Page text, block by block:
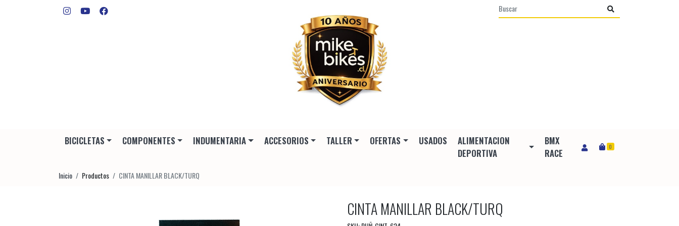
BICICLETAS COMPONENTES INDUMENTARIA ACCESORIOS TALLER OFERTAS USADOS
ALIMENTACION
DEPORTIVA
BMX
RACE
0
Inicio Productos CINTA MANILLAR BLACK/TURQ
CINTA MANILLAR BLACK/TURQ